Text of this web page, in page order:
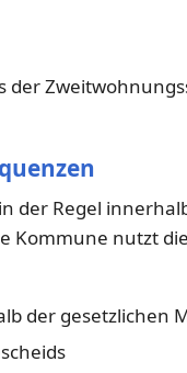
der
der Regel
Kommune nutzt
der gesetzlichen